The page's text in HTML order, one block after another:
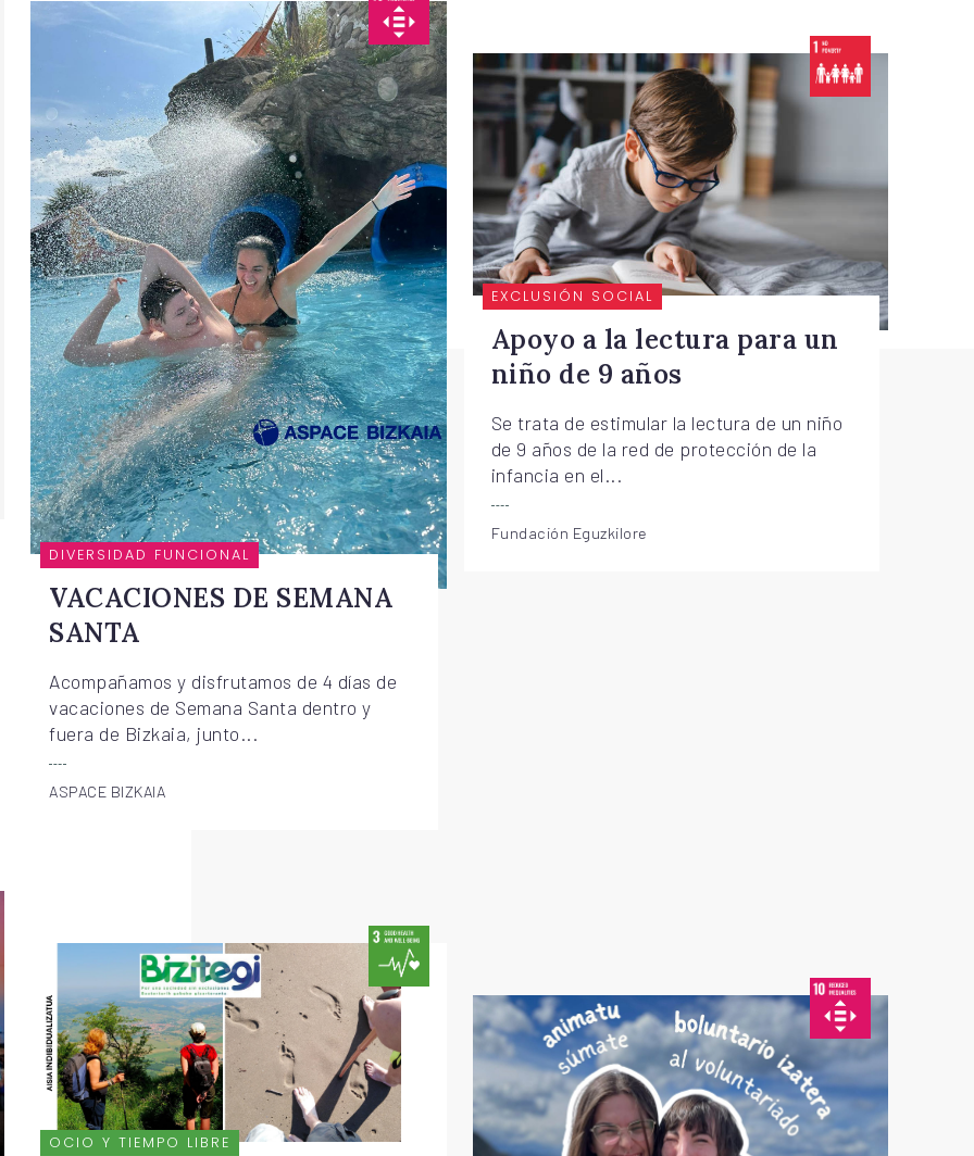
DIVERSIDAD FUNCIONAL
VACACIONES DE SEMANA
SANTA
Acompañamos y disfrutamos de 4 días de
vacaciones de Semana Santa dentro y
fuera de Bizkaia, junto...
ASPACE BIZKAIA
EXCLUSIÓN SOCIAL
Apoyo a la lectura para un
niño de 9 años
Se trata de estimular la lectura de un niño
de 9 años de la red de protección de la
infancia en el...
Fundación Eguzkilore
OCIO Y TIEMPO LIBRE